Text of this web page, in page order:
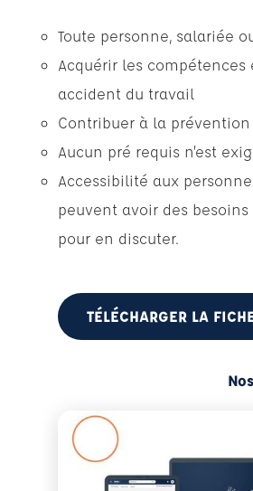
Toute personne, salariée
Acquérir les compétences
accident du travail
Contribuer à la
Aucun pré requis n’est
Accessibilité aux
peuvent avoir des
pour en discuter.
TÉLÉCHARGER LA